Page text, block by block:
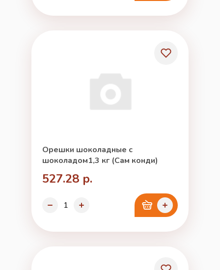
Орешки шоколадные с
шоколадом1,3 кг (Сам конди)
527.28 р.